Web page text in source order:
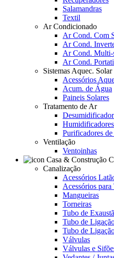
Salamandras
Textil
Ar Condicionado
Ar Cond. Com
Ar Cond.
Ar Cond.
Ar Cond.
Sistemas Aquec. Solar
Acessórios
Acum. de Água
Paineis Solares
Tratamento de Ar
Humidificadores
Purificadores
Ventilação
Ventoinhas
Canalização
Acessórios
Acessórios para
Mangueiras
Torneiras
Tubo de
Tubo de
Tubo de
Válvulas
Válvulas e